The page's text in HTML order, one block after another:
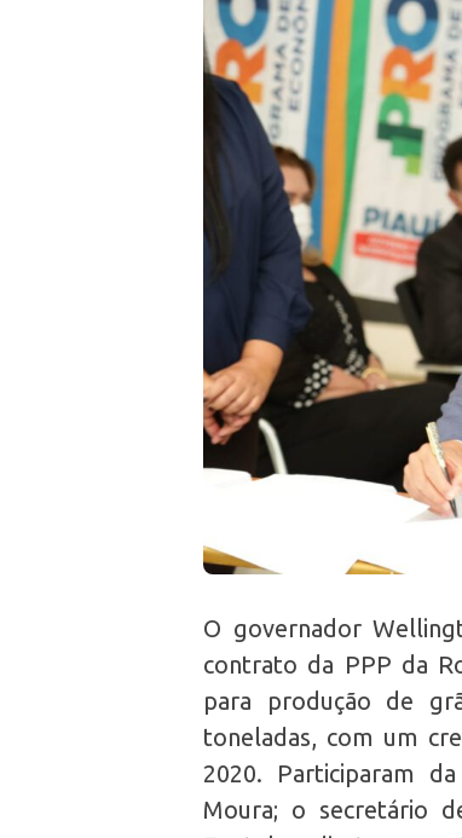
O governador
contrato da PPP da
para produção de
toneladas, com um
2020. Participaram
Moura; o secretário